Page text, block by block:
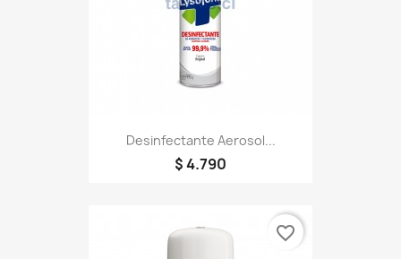
Desinfectante Aerosol...
$ 4.790
favorite_border